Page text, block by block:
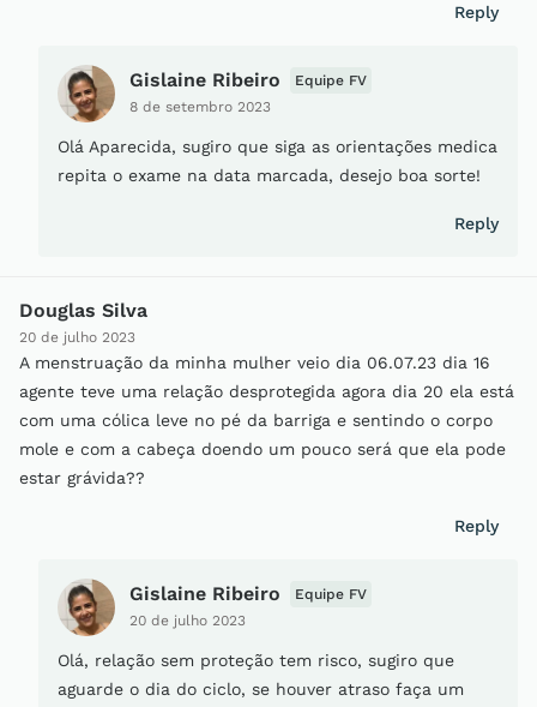
Reply
Gislaine Ribeiro
8 de setembro 2023
Equipe FV
Olá Aparecida, sugiro que siga as orientações medica
repita o exame na data marcada, desejo boa sorte!
Reply
Douglas Silva
20 de julho 2023
A menstruação da minha mulher veio dia 06.07.23 dia 16
agente teve uma relação desprotegida agora dia 20 ela está
com uma cólica leve no pé da barriga e sentindo o corpo
mole e com a cabeça doendo um pouco será que ela pode
estar grávida??
Reply
Gislaine Ribeiro
20 de julho 2023
Equipe FV
Olá, relação sem proteção tem risco, sugiro que
aguarde o dia do ciclo, se houver atraso faça um